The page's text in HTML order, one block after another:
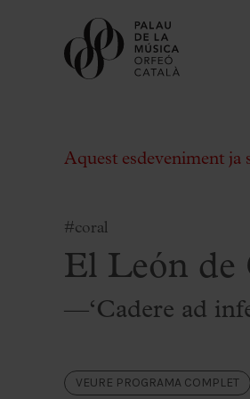
Comprar entrades
Regala Palau
Activitats
Aquest esdeveniment ja
#coral
El León de
—‘Cadere ad
VEURE PROGRAMA COMPLET